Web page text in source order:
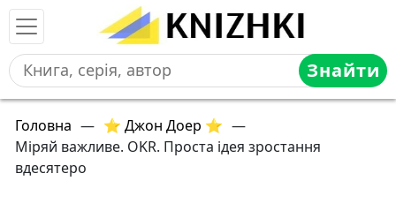
Знайти
Головна — ⭐ Джон Доер ⭐ —
Міряй важливе. OKR. Проста ідея зростання
вдесятеро